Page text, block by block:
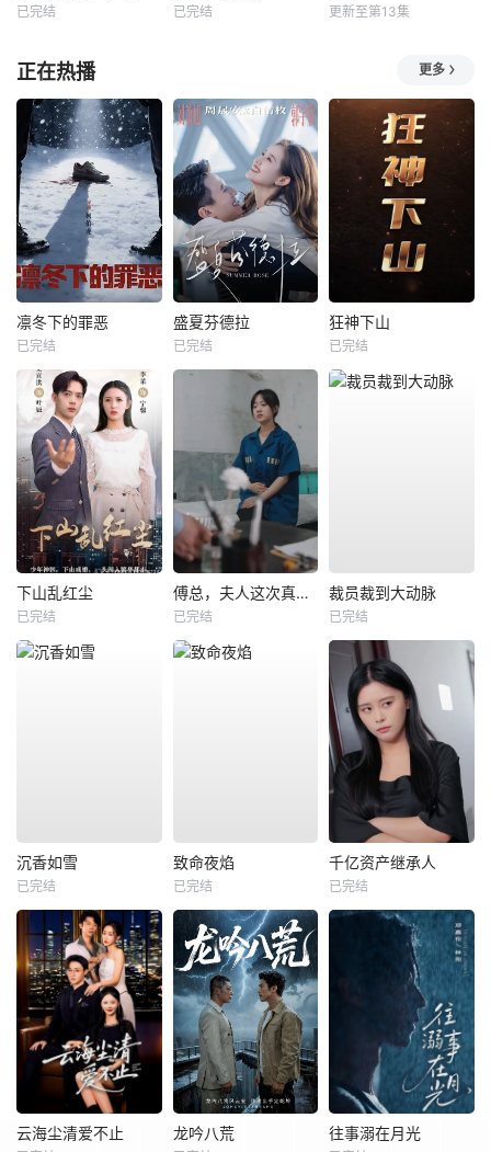
已完结 已完结 更新至第13集
正在热播 更多
凛冬下的罪恶
已完结
盛夏芬德拉
已完结
狂神下山
已完结
下山乱红尘
已完结
傅总，夫人这次真的死了
已完结
裁员裁到大动脉
已完结
沉香如雪
已完结
致命夜焰
已完结
千亿资产继承人
已完结
云海尘清爱不止 龙吟八荒 往事溺在月光